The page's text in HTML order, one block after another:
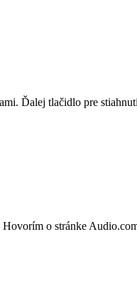
Ďalej tlačidlo pre
o stránke